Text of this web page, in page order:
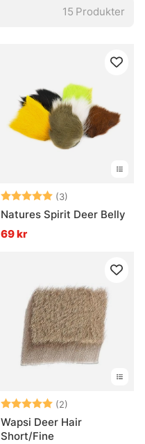
15 Produkter
Betyg: (3)
Natures Spirit Deer Belly
69 kr
Betyg: (2)
Wapsi Deer Hair
Short/Fine